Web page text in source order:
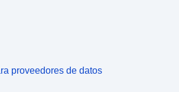
proveedores de datos